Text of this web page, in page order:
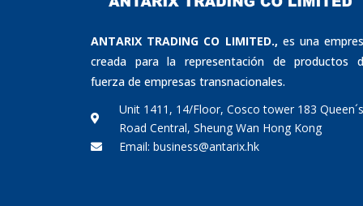
ANTARIX TRADING CO LIMITED., es una
creada para la representación de productos
fuerza de empresas transnacionales.
Unit 1411, 14/Floor, Cosco tower 183 Queen´s
Road Central, Sheung Wan Hong Kong
Email: business@antarix.hk